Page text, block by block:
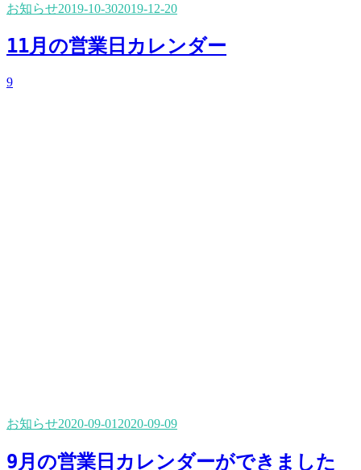
お知らせ2019-10-302019-12-20
11月の営業日カレンダー
9
お知らせ2020-09-01 2020-09-09
9月の営業日カレンダーができました